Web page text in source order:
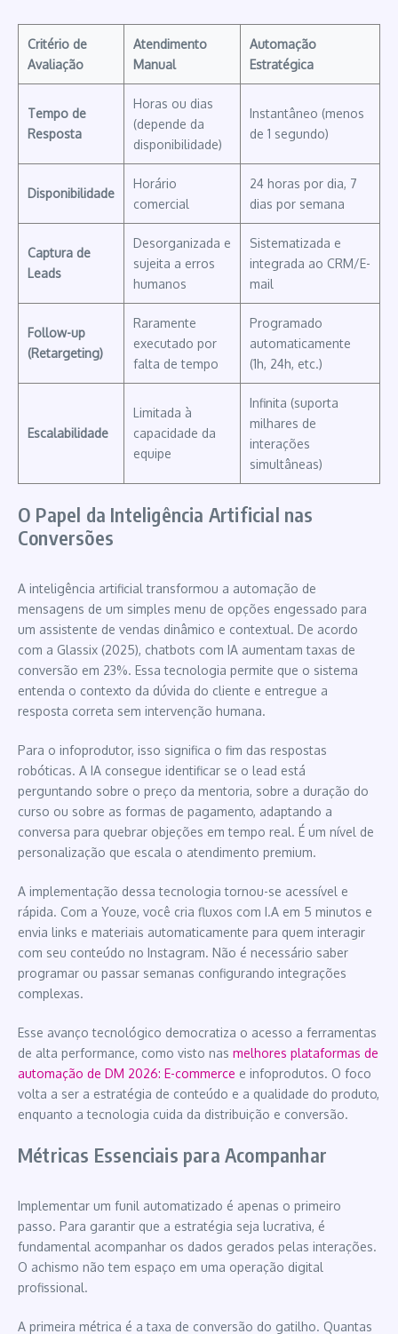
Critério de
Avaliação
Atendimento
Manual
Automação
Estratégica
Tempo de
Resposta
Horas ou dias
(depende da
disponibilidade)
Instantâneo (menos
de 1 segundo)
Disponibilidade
Horário
comercial
24 horas por dia, 7
dias por semana
Captura de
Leads
Desorganizada e
sujeita a erros
humanos
Sistematizada e
integrada ao CRM/E-
mail
Follow-up
(Retargeting)
Raramente
executado por
falta de tempo
Programado
automaticamente
(1h, 24h, etc.)
Escalabilidade
Limitada à
capacidade da
equipe
Infinita (suporta
milhares de
interações
simultâneas)
O Papel da Inteligência Artificial nas
Conversões
A inteligência artificial transformou a automação de
mensagens de um simples menu de opções engessado para
um assistente de vendas dinâmico e contextual. De acordo
com a Glassix (2025), chatbots com IA aumentam taxas de
conversão em 23%. Essa tecnologia permite que o sistema
entenda o contexto da dúvida do cliente e entregue a
resposta correta sem intervenção humana.
Para o infoprodutor, isso significa o fim das respostas
robóticas. A IA consegue identificar se o lead está
perguntando sobre o preço da mentoria, sobre a duração do
curso ou sobre as formas de pagamento, adaptando a
conversa para quebrar objeções em tempo real. É um nível de
personalização que escala o atendimento premium.
A implementação dessa tecnologia tornou-se acessível e
rápida. Com a Youze, você cria fluxos com I.A em 5 minutos e
envia links e materiais automaticamente para quem interagir
com seu conteúdo no Instagram. Não é necessário saber
programar ou passar semanas configurando integrações
complexas.
Esse avanço tecnológico democratiza o acesso a ferramentas
de alta performance, como visto nas melhores plataformas de
automação de DM 2026: E-commerce e infoprodutos. O foco
volta a ser a estratégia de conteúdo e a qualidade do produto,
enquanto a tecnologia cuida da distribuição e conversão.
Métricas Essenciais para Acompanhar
Implementar um funil automatizado é apenas o primeiro
passo. Para garantir que a estratégia seja lucrativa, é
fundamental acompanhar os dados gerados pelas interações.
O achismo não tem espaço em uma operação digital
profissional.
A primeira métrica é a taxa de conversão do gatilho. Quantas